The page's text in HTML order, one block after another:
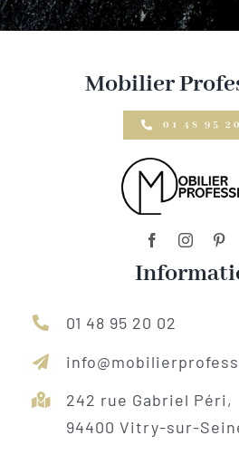
Mobilier
01 48 95
01 48 95 20 02
242 rue Gabriel Péri,
94400 Vitry-sur-